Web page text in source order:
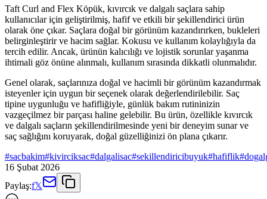
Taft Curl and Flex Köpük, kıvırcık ve dalgalı saçlara sahip
kullanıcılar için geliştirilmiş, hafif ve etkili bir şekillendirici ürün
olarak öne çıkar. Saçlara doğal bir görünüm kazandırırken, bukleleri
belirginleştirir ve hacim sağlar. Kokusu ve kullanım kolaylığıyla da
tercih edilir. Ancak, ürünün kalıcılığı ve lojistik sorunlar yaşanma
ihtimali göz önüne alınmalı, kullanım sırasında dikkatli olunmalıdır.
Genel olarak, saçlarınıza doğal ve hacimli bir görünüm kazandırmak
isteyenler için uygun bir seçenek olarak değerlendirilebilir. Saç
tipine uygunluğu ve hafifliğiyle, günlük bakım rutininizin
vazgeçilmez bir parçası haline gelebilir. Bu ürün, özellikle kıvırcık
ve dalgalı saçların şekillendirilmesinde yeni bir deneyim sunar ve
saç sağlığını koruyarak, doğal güzelliğinizi ön plana çıkarır.
#sacbakim#kivirciksac#dalgalisac#sekillendiricibuyuk#hafiflik#
16 Şubat 2026
Paylaş:f𝕏